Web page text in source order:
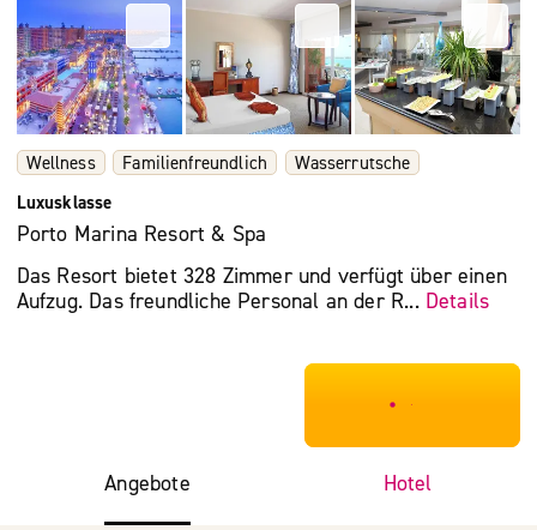
Wellness Familienfreundlich
Wasserrutsche
Luxusklasse
Porto Marina Resort & Spa
Das Resort bietet 328 Zimmer und verfügt über einen
Aufzug. Das freundliche Personal an der R... Details
***************
Angebote Hotel